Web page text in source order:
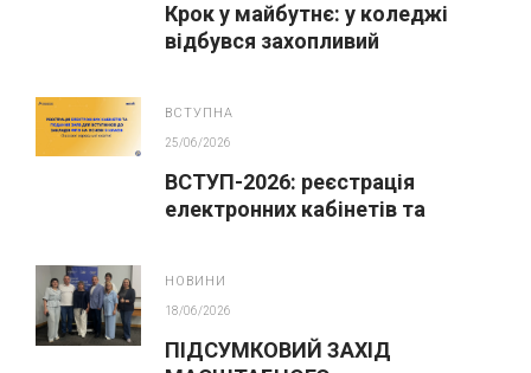
Крок у майбутнє: у коледжі
відбувся захопливий
ВСТУПНА
25/06/2026
ВСТУП-2026: реєстрація
електронних кабінетів та
НОВИНИ
18/06/2026
ПІДСУМКОВИЙ ЗАХІД